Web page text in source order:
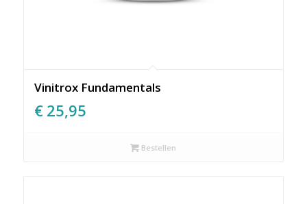
Vinitrox Fundamentals
€ 25,95
Bestellen